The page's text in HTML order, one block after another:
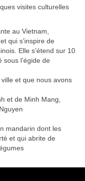
visites culturelles
au Vietnam,
qui s’inspire de
Elle s’étend sur 10
l’égide de
et que nous avons
et de Minh Mang,
mandarin dont les
et qui abrite de